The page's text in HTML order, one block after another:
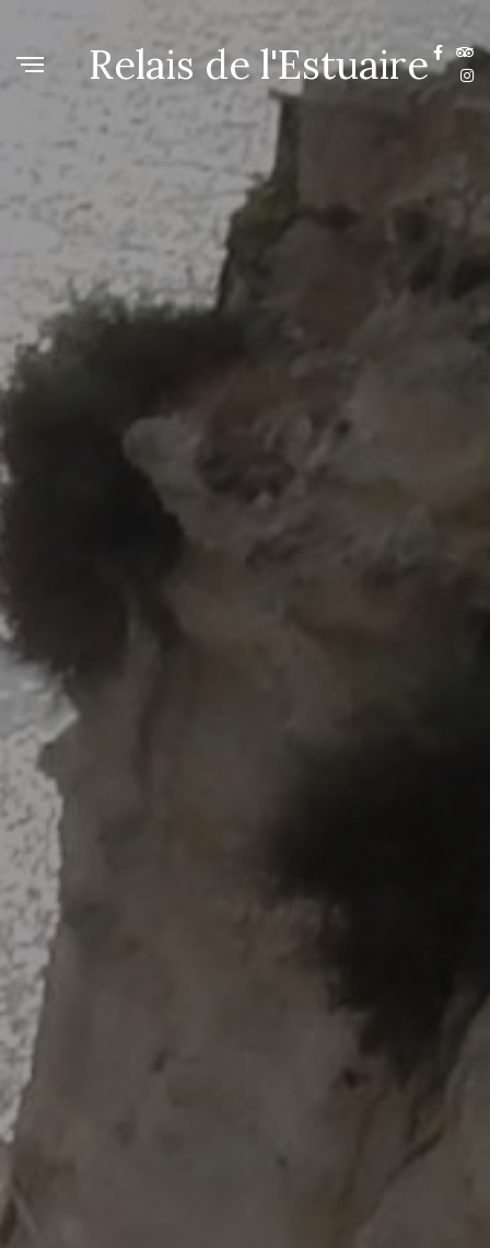
Relais de l'Estuaire